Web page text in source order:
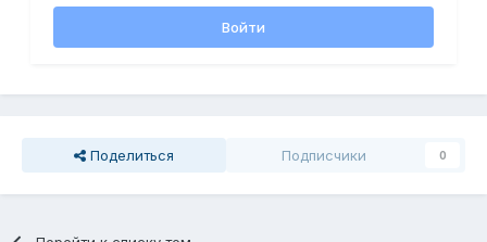
Войти
Поделиться Подписчики 0